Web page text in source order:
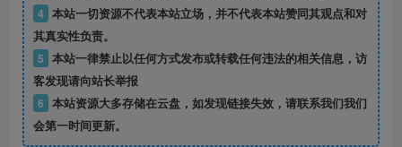
4 本站一切资源不代表本站立场，并不代表本站赞同其观点和对
其真实性负责。
5 本站一律禁止以任何方式发布或转载任何违法的相关信息，访
客发现请向站长举报
6 本站资源大多存储在云盘，如发现链接失效，请联系我们我们
会第一时间更新。